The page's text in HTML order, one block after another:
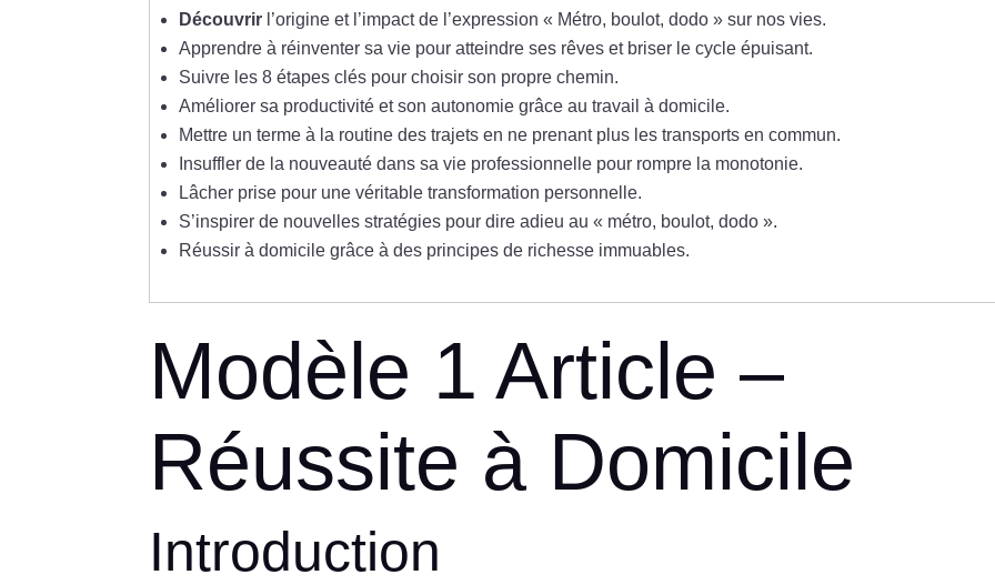
Découvrir l’origine et l’impact de l’expression « Métro, boulot, dodo » sur nos vies.
Apprendre à réinventer sa vie pour atteindre ses rêves et briser le cycle épuisant.
Suivre les 8 étapes clés pour choisir son propre chemin.
Améliorer sa productivité et son autonomie grâce au travail à domicile.
Mettre un terme à la routine des trajets en ne prenant plus les transports en commun.
Insuffler de la nouveauté dans sa vie professionnelle pour rompre la monotonie.
Lâcher prise pour une véritable transformation personnelle.
S’inspirer de nouvelles stratégies pour dire adieu au « métro, boulot, dodo ».
Réussir à domicile grâce à des principes de richesse immuables.
Modèle 1 Article –
Réussite à Domicile
Introduction